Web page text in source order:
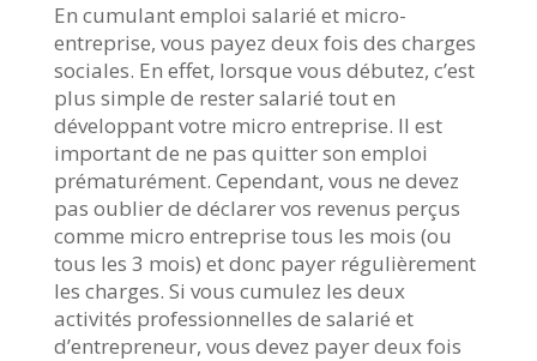
En cumulant emploi salarié et micro-
entreprise, vous payez deux fois des charges
sociales. En effet, lorsque vous débutez, c’est
plus simple de rester salarié tout en
développant votre micro entreprise. Il est
important de ne pas quitter son emploi
prématurément. Cependant, vous ne devez
pas oublier de déclarer vos revenus perçus
comme micro entreprise tous les mois (ou
tous les 3 mois) et donc payer régulièrement
les charges. Si vous cumulez les deux
activités professionnelles de salarié et
d’entrepreneur, vous devez payer deux fois